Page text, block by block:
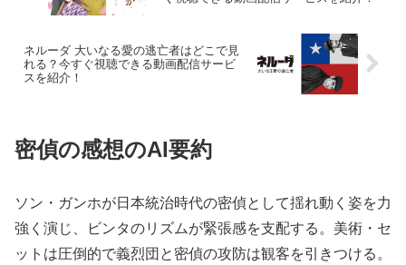
ネルーダ 大いなる愛の逃亡者はどこで見
れる？今すぐ視聴できる動画配信サービ
スを紹介！
密偵の感想のAI要約
ソン・ガンホが日本統治時代の密偵として揺れ動く姿を力
強く演じ、ビンタのリズムが緊張感を支配する。美術・セ
ットは圧倒的で義烈団と密偵の攻防は観客を引きつける。